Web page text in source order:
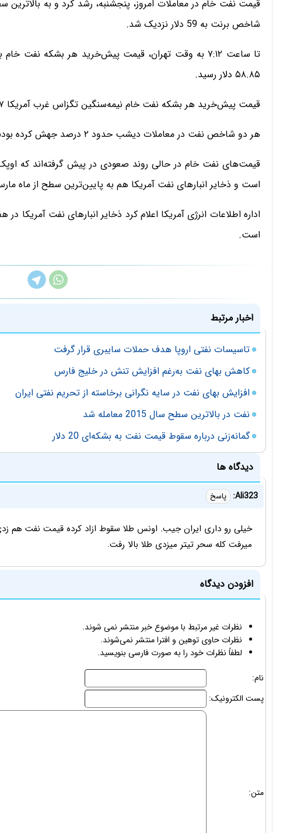
شاخص برنت به 59 دلار نزدیک شد.
۵۸.۸۵ دلار رسید.
قیمت پیش‌خرید هر بشکه نفت خام نیمه‌سنگین تگزاس غرب آمریکا ۰.۷۷ درصد رشد کرد و به ۵۶.۱۲ دلار رسید.
هر دو شاخص نفت در معاملات دیشب حدود ۲ درصد جهش کرده بودند.
قیمت‌های نفت خام در حالی روند صعودی در پیش گرفته‌اند که
است و ذخایر انبارهای نفت آمریکا هم به پایین‌ترین سطح از ماه
است.
اخبار مرتبط
تاسیسات نفتی اروپا هدف حملات سایبری قرار گرفت
کاهش بهای نفت به‌رغم افزایش تنش در خلیج فارس
افزایش بهای نفت در سایه نگرانی‌ برخاسته از تحریم نفتی ایران
نفت در بالاترین سطح سال 2015 معامله شد
گمانه‌زنی درباره سقوط قیمت نفت به بشکه‌ای 20 دلار
دیدگاه ها
Ali323: پاسخ
خیلی رو داری ایران جیب. اونس طلا سقوط ازاد کرده قیمت نفت هم زدی
میرفت کله سحر تیتر میزدی طلا بالا رفت.
افزودن دیدگاه
نظرات غیر مرتبط با موضوع خبر منتشر نمی شوند.
نظرات حاوی توهین و افترا منتشر نمی‌شوند.
لطفاً نظرات خود را به صورت فارسی بنویسید.
نام:
پست الکترونیک:
متن: